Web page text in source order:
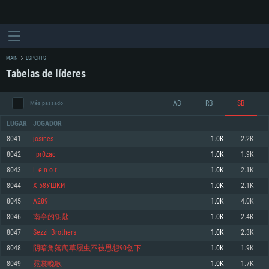
Mínimo
Sistema Operativo: Windows 10 (64 bit)
Processador: Dual-Core 2.2 GHz
Mínimo
Sistema Operativo: Mac OS Big Sur 11.0 ou versão mais recente
Processador: Core i5 2.2GHz mínimo (Intel Xeon não suportado)
Mínimo
Sistema Operativo: Distribuições mais modernas do Linux de 64bit
Processador: Dual-Core 2.4 GHz
MAIN ESPORTS
Tabelas de líderes
Mês passado AB RB SB
LUGAR JOGADOR
8041 josines 1.0K 2.2K
8042 _pr0zac_ 1.0K 1.9K
8043 L e n o r 1.0K 2.1K
8044 Х-58УШКИ 1.0K 2.1K
8045 A289 1.0K 4.0K
8046 南亭的钥匙 1.0K 2.4K
8047 Sezzi_Brothers 1.0K 2.3K
8048 阴暗角落爬草履虫不被思想90创下 1.0K 1.9K
8049 霓裳晚歌 1.0K 1.7K